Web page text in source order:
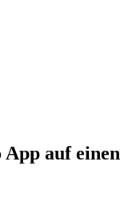
auf einen